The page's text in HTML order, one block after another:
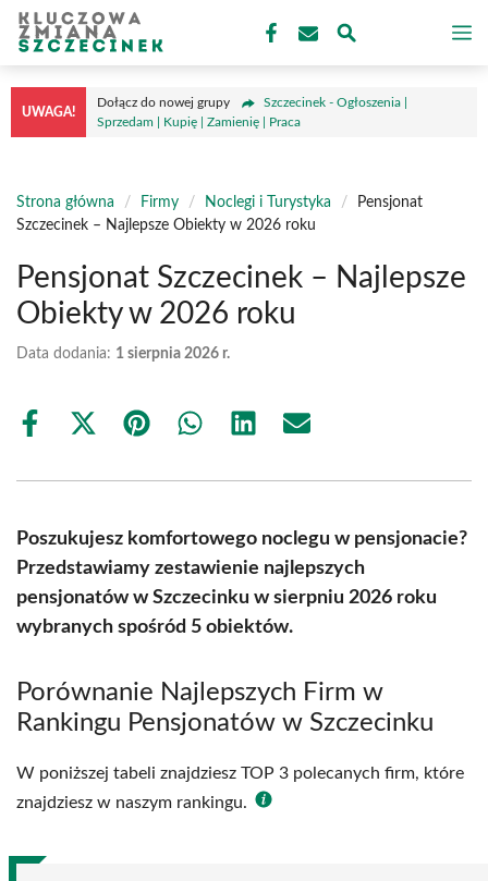
Przejdź
treści
UWAGA!
Dołącz do nowej grupy
Szczecinek - Ogłoszenia |
Sprzedam | Kupię | Zamienię | Praca
Strona główna / Firmy / Noclegi i Turystyka /
Pensjonat
Szczecinek – Najlepsze Obiekty w 2026 roku
Pensjonat Szczecinek – Najlepsze
Obiekty w 2026 roku
Data dodania: 1 sierpnia 2026 r.
Share
Share
(Twitter)
Share Share Share Share
Poszukujesz komfortowego noclegu w pensjonacie?
Przedstawiamy zestawienie najlepszych
pensjonatów w Szczecinku w sierpniu 2026 roku
wybranych spośród 5 obiektów.
Porównanie Najlepszych Firm w
Rankingu Pensjonatów w Szczecinku
W poniższej tabeli znajdziesz TOP 3 polecanych firm, które
znajdziesz w naszym rankingu.